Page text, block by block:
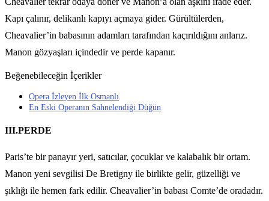
Kapı çalınır, delikanlı kapıyı açmaya gider. Gürültülerden,
Cheavalier’in babasının adamları tarafından kaçırıldığını anlarız.
Manon gözyaşları içindedir ve perde kapanır.
Beğenebileceğin İçerikler
Opera İzleyen İlk Osmanlı
En Eski Operanın Sahnelendiği Düğün
III.PERDE
Paris’te bir panayır yeri, satıcılar, çocuklar ve kalabalık bir ortam.
Manon yeni sevgilisi De Bretigny ile birlikte gelir, güzelliği ve
şıklığı ile hemen fark edilir. Cheavalier’in babası Comte’de oradadır.